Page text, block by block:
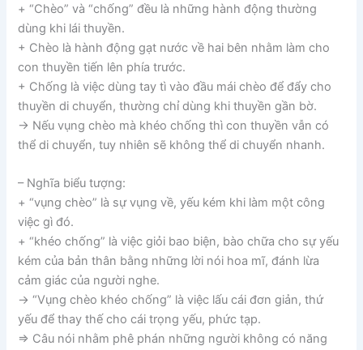
+ “Chèo” và “chống” đều là những hành động thường
dùng khi lái thuyền.
+ Chèo là hành động gạt nước về hai bên nhằm làm cho
con thuyền tiến lên phía trước.
+ Chống là việc dùng tay tì vào đầu mái chèo để đẩy cho
thuyền di chuyển, thường chỉ dùng khi thuyền gần bờ.
→ Nếu vụng chèo mà khéo chống thì con thuyền vẫn có
thể di chuyển, tuy nhiên sẽ không thể di chuyển nhanh.
– Nghĩa biểu tượng:
+ “vụng chèo” là sự vụng về, yếu kém khi làm một công
việc gì đó.
+ “khéo chống” là việc giỏi bao biện, bào chữa cho sự yếu
kém của bản thân bằng những lời nói hoa mĩ, đánh lừa
cảm giác của người nghe.
→ “Vụng chèo khéo chống” là việc lấu cái đơn giản, thứ
yếu để thay thế cho cái trọng yếu, phức tạp.
=> Câu nói nhằm phê phán những người không có năng